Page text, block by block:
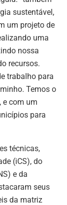
sustentável,
um projeto de
uma
nossa
recursos.
trabalho para
Temos o
e com um
para
técnicas,
(iCS), do
e da
seus
da matriz